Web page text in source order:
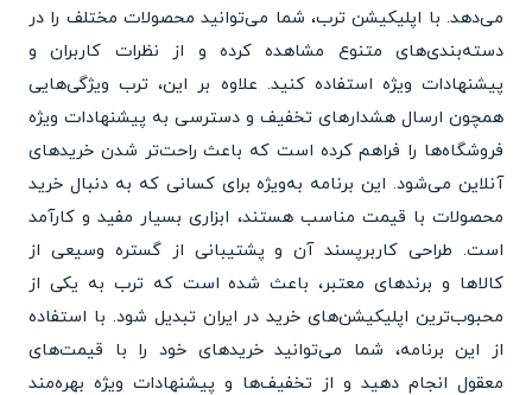
می‌دهد. با اپلیکیشن ترب، شما می‌توانید محصولات مختلف را در
دسته‌بندی‌های متنوع مشاهده کرده و از نظرات کاربران و
پیشنهادات ویژه استفاده کنید. علاوه بر این، ترب ویژگی‌هایی
همچون ارسال هشدارهای تخفیف و دسترسی به پیشنهادات ویژه
فروشگاه‌ها را فراهم کرده است که باعث راحت‌تر شدن خریدهای
آنلاین می‌شود. این برنامه به‌ویژه برای کسانی که به دنبال خرید
محصولات با قیمت مناسب هستند، ابزاری بسیار مفید و کارآمد
است. طراحی کاربرپسند آن و پشتیبانی از گستره وسیعی از
کالاها و برندهای معتبر، باعث شده است که ترب به یکی از
محبوب‌ترین اپلیکیشن‌های خرید در ایران تبدیل شود. با استفاده
از این برنامه، شما می‌توانید خریدهای خود را با قیمت‌های
معقول انجام دهید و از تخفیف‌ها و پیشنهادات ویژه بهره‌مند